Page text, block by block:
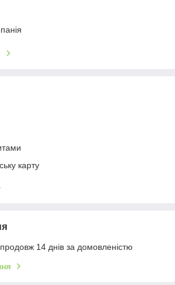
карту
14 днів за домовленістю